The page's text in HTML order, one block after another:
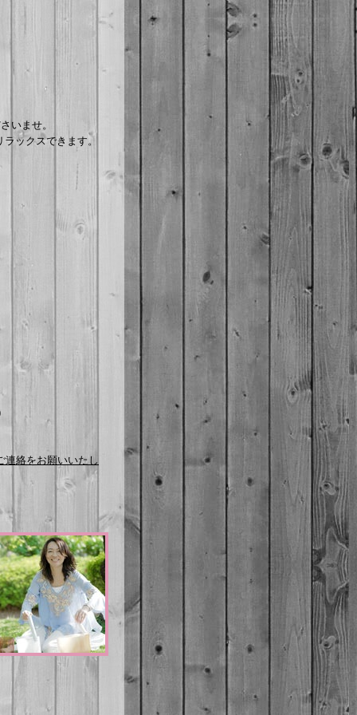
いませ。
ックスできます。
連絡をお願いいたし